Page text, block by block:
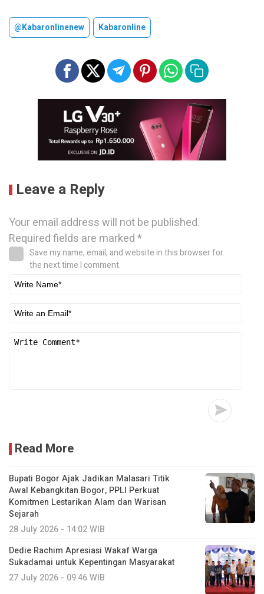
@kabaronlinenew Kabaronline
Leave a Reply
Your email address will not be published.
Required fields are marked*
Save my name, email, and website in this browser for
the next time I comment.
Read More
Bupati Bogor Ajak Jadikan Malasari Titik
Awal Kebangkitan Bogor, PPLI Perkuat
Komitmen Lestarikan Alam dan Warisan
Sejarah
28 July 2026 - 14:02 WIB
Dedie Rachim Apresiasi Wakaf Warga
Sukadamai untuk Kepentingan Masyarakat
27 July 2026 - 09:46 WIB